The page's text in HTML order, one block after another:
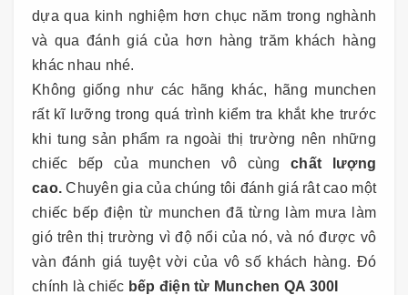
dựa qua kinh nghiệm hơn chục năm trong nghành
và qua đánh giá của hơn hàng trăm khách hàng
khác nhau nhé.
Không giống như các hãng khác, hãng munchen
rất kĩ lưỡng trong quá trình kiểm tra khắt khe trước
khi tung sản phẩm ra ngoài thị trường nên những
chiếc bếp của munchen vô cùngchất lượng
cao.Chuyên gia của chúng tôi đánh giá rât cao một
chiếc bếp điện từ munchen đã từng làm mưa làm
gió trên thị trường vì độ nổi của nó, và nó được vô
vàn đánh giá tuyệt vời của vô số khách hàng. Đó
chính là chiếc bếp điện từ Munchen QA 300I